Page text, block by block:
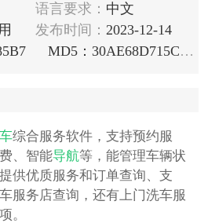
语言要求： 中文
发布时间： 2023-12-14
MD5：30AE68D715C0AE12FF5CF74EB893D0A4
综合服务软件，支持预约服
、智能导航等，能管理车辆状
供优质服务和订单查询、支
服务店查询，还有上门洗车服
。